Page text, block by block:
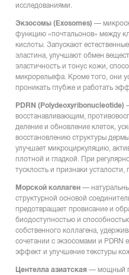
исследованиями.
Экзосомы (Exosomes) —
функцию «почтальонов» между
кислоты. Запускают
эластина, улучшают обмен
эластичность и тонус кожи,
микрорельефа. Кроме того, они
проникать глубже и работать
PDRN (Polydeoxyribonucleotide)
восстанавливающим,
деление и обновление клеток,
восстановлению структуры
улучшает микроциркуляцию,
плотной и гладкой. При
тусклость и признаки
Морской коллаген —
структурной основой
предотвращает провисание и
биодоступностью и
собственного коллагена,
сочетании с экзосомами и PDRN
эффект и улучшение текстуры
Центелла азиатская — мощный